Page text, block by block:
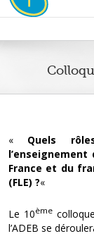
« Quels
France et du
(FLE) ?«
Le 10ème
l’ADEB se